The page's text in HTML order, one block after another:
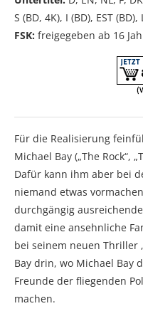
S (BD, 4K), I (BD), EST (BD),
FSK: freigegeben ab 16
Für die Realisierung
Michael Bay („The Rock“,
Dafür kann ihm aber bei
niemand etwas
durchgängig
damit eine ansehnliche
bei seinem neuen Thriller
Bay drin, wo Michael Bay
Freunde der fliegenden
machen.